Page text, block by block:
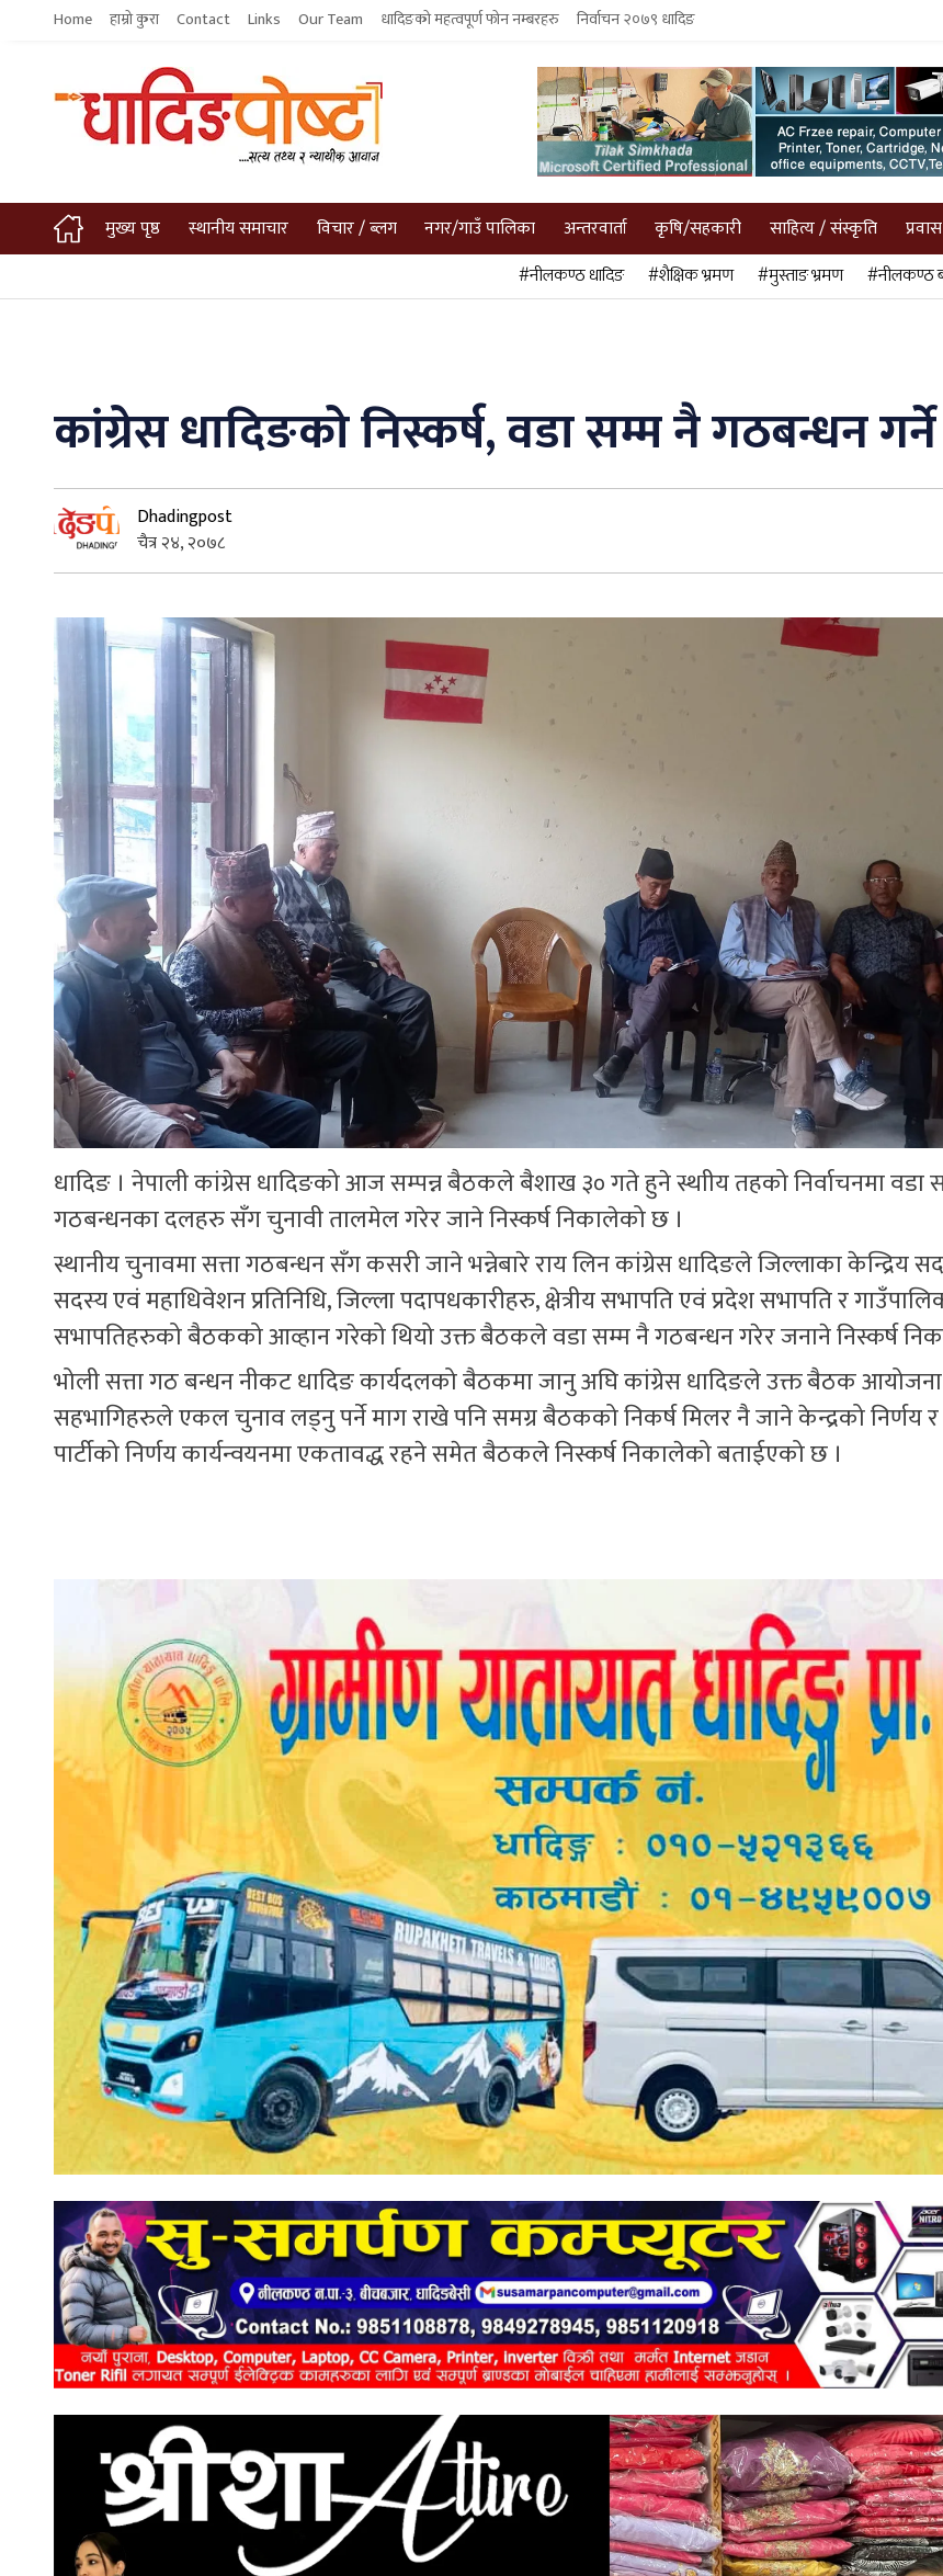
Home हाम्रो कुरा Contact Links Our Team धादिङको महत्वपूर्ण फोन नम्बरहरु निर्वाचन २०७९ धादिङ
मुख्य पृष्ठ स्थानीय समाचार विचार / ब्लग नगर/गाउँ पालिका अन्तरवार्ता कृषि/सहकारी साहित्य / संस्कृति प्रवास
#नीलकण्ठ धादिङ #शैक्षिक भ्रमण #मुस्ताङ भ्रमण #नीलकण्ठ
कांग्रेस धादिङको निस्कर्ष, वडा सम्म नै गठबन्धन गर्ने
Dhadingpost
चैत्र २४, २०७८
धादिङ । नेपाली कांग्रेस धादिङको आज सम्पन्न बैठकले बैशाख ३० गते हुने स्थाीय तहको निर्वाचनमा वडा
गठबन्धनका दलहरु सँग चुनावी तालमेल गरेर जाने निस्कर्ष निकालेको छ ।
स्थानीय चुनावमा सत्ता गठबन्धन सँग कसरी जाने भन्नेबारे राय लिन कांग्रेस धादिङले जिल्लाका केन्द्रिय
सदस्य एवं महाधिवेशन प्रतिनिधि, जिल्ला पदापधकारीहरु, क्षेत्रीय सभापति एवं प्रदेश सभापति र
सभापतिहरुको बैठकको आव्हान गरेको थियो उक्त बैठकले वडा सम्म नै गठबन्धन गरेर जनाने निस्कर्ष
भोली सत्ता गठ बन्धन नीकट धादिङ कार्यदलको बैठकमा जानु अघि कांग्रेस धादिङले उक्त बैठक
सहभागिहरुले एकल चुनाव लड्नु पर्ने माग राखे पनि समग्र बैठकको निकर्ष मिलर नै जाने केन्द्रको निर्णय
पार्टीको निर्णय कार्यन्वयनमा एकतावद्ध रहने समेत बैठकले निस्कर्ष निकालेको बताईएको छ ।